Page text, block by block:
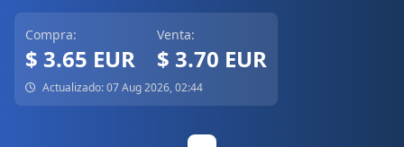
Compra:
$ 3.65 EUR
Venta:
$ 3.70 EUR
Actualizado: 07 Aug 2026, 02:44